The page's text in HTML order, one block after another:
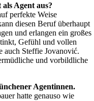
Agent aus?
perfekte Weise
diesen Beruf überhaupt
und erlangen ein großes
Gefühl und vollen
auch Steffie Jovanović.
und vorbildliche
Agentinnen.
hatte genauso wie